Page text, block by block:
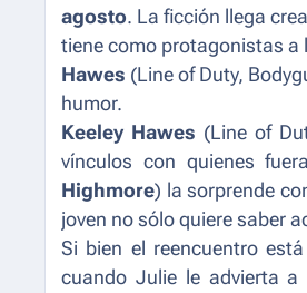
agosto. La ficción llega
tiene como protagonistas a
Hawes (Line of Duty,
humor.
Keeley Hawes (Line of
vínculos con quienes
Highmore) la sorprende
joven no sólo quiere saber
Si bien el reencuentro
cuando Julie le advierta